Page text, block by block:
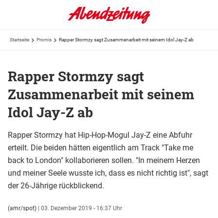
Startseite Promis Rapper Stormzy sagt Zusammenarbeit mit seinem Idol Jay-Z ab
Rapper Stormzy sagt
Zusammenarbeit mit seinem
Idol Jay-Z ab
Rapper Stormzy hat Hip-Hop-Mogul Jay-Z eine Abfuhr
erteilt. Die beiden hätten eigentlich am Track "Take me
back to London" kollaborieren sollen. "In meinem Herzen
und meiner Seele wusste ich, dass es nicht richtig ist", sagt
der 26-Jährige rückblickend.
(amr/spot) | 03. Dezember 2019 - 16:37 Uhr